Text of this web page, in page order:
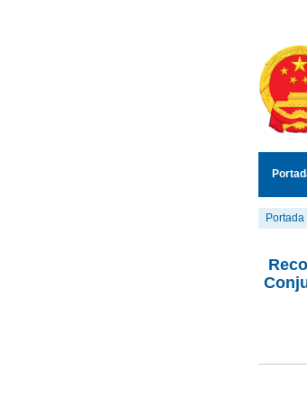
Portada